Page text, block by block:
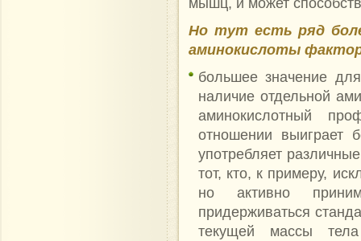
Но тут есть ряд
аминокислоты
большее значение
наличие отдельной
аминокислотный
отношении выиграет
употребляет
тот, кто, к примеру,
но активно
придерживаться
текущей массы